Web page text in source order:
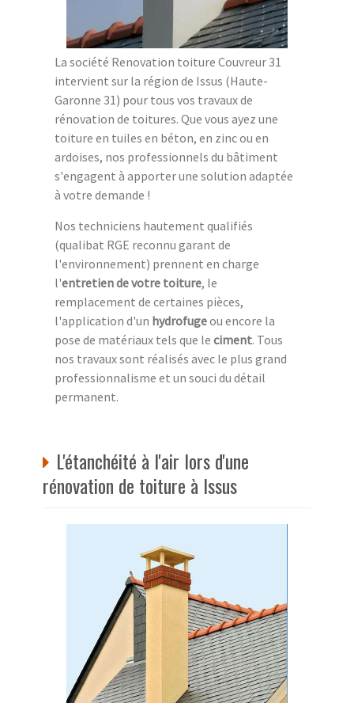
La société Renovation toiture Couvreur 31
intervient sur la région de Issus (Haute-
Garonne 31) pour tous vos travaux de
rénovation de toitures. Que vous ayez une
toiture en tuiles en béton, en zinc ou en
ardoises, nos professionnels du bâtiment
s'engagent à apporter une solution adaptée
à votre demande !
Nos techniciens hautement qualifiés
(qualibat RGE reconnu garant de
l'environnement) prennent en charge
l'entretien de votre toiture, le
remplacement de certaines pièces,
l'application d'un hydrofugeou encore la
pose de matériaux tels que le ciment. Tous
nos travaux sont réalisés avec le plus grand
professionnalisme et un souci du détail
permanent.
L'étanchéité à l'air lors d'une
rénovation de toiture à Issus